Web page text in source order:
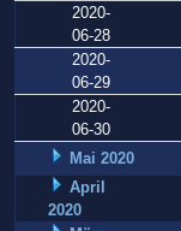
2020-
06-28
2020-
06-29
2020-
06-30
Mai 2020
April
2020